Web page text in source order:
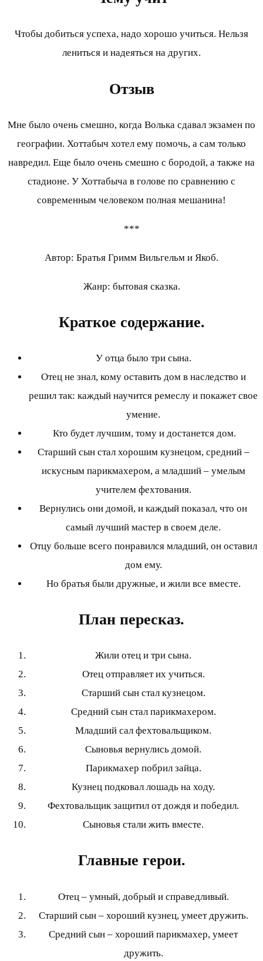
Чтобы добиться успеха, надо хорошо учиться. Нельзя
лениться и надеяться на других.
Отзыв
Мне было очень смешно, когда Волька сдавал экзамен по
географии. Хоттабыч хотел ему помочь, а сам только
навредил. Еще было очень смешно с бородой, а также на
стадионе. У Хоттабыча в голове по сравнению с
современным человеком полная мешанина!
***
Автор: Братья Гримм Вильгельм и Якоб.
Жанр: бытовая сказка.
Краткое содержание.
У отца было три сына.
Отец не знал, кому оставить дом в наследство и
решил так: каждый научится ремеслу и покажет свое
умение.
Кто будет лучшим, тому и достанется дом.
Старший сын стал хорошим кузнецом, средний –
искусным парикмахером, а младший – умелым
учителем фехтования.
Вернулись они домой, и каждый показал, что он
самый лучший мастер в своем деле.
Отцу больше всего понравился младший, он оставил
дом ему.
Но братья были дружные, и жили все вместе.
План пересказ.
Жили отец и три сына.
Отец отправляет их учиться.
Старший сын стал кузнецом.
Средний сын стал парикмахером.
Младший сал фехтовальщиком.
Сыновья вернулись домой.
Парикмахер побрил зайца.
Кузнец подковал лошадь на ходу.
Фехтовальщик защитил от дождя и победил.
Сыновья стали жить вместе.
Главные герои.
Отец – умный, добрый и справедливый.
Старший сын – хороший кузнец, умеет дружить.
Средний сын – хороший парикмахер, умеет
дружить.